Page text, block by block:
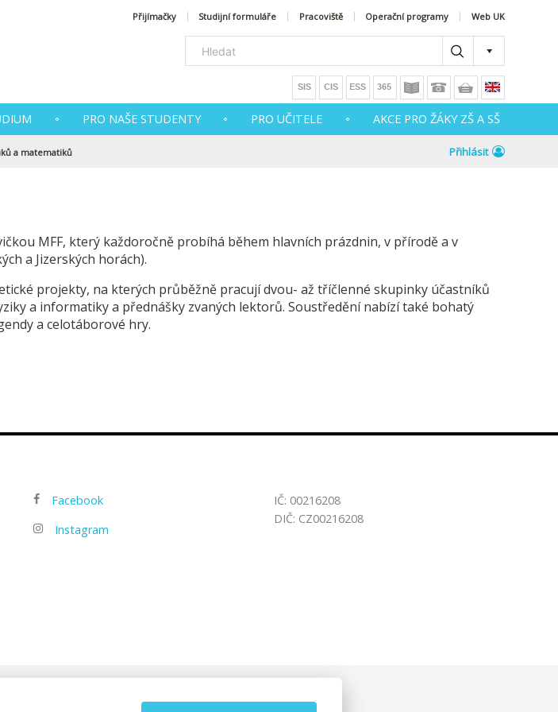
Přijímačky Studijní formuláře Pracoviště Operační programy Web UK
PRO NAŠE STUDENTY PRO UČITELE AKCE PRO ŽÁKY ZŠ A SŠ
a matematiků Přihlásit
MFF, který každoročně probíhá během hlavních prázdnin, v přírodě a v
a Jizerských horách).
projekty, na kterých průběžně pracují dvou- až tříčlenné skupinky účastníků
a informatiky a přednášky zvaných lektorů. Soustředění nabízí také bohatý
a celotáborové hry.
Facebook
Instagram
IČ: 00216208
DIČ: CZ00216208